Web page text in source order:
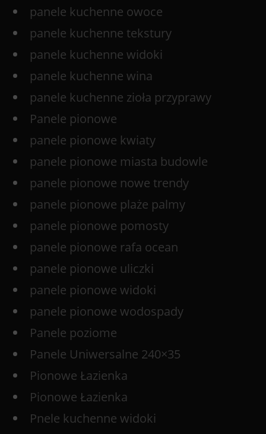
panele kuchenne owoce
panele kuchenne tekstury
panele kuchenne widoki
panele kuchenne wina
panele kuchenne zioła przyprawy
Panele pionowe
panele pionowe kwiaty
panele pionowe miasta budowle
panele pionowe nowe trendy
panele pionowe plaże palmy
panele pionowe pomosty
panele pionowe rafa ocean
panele pionowe uliczki
panele pionowe widoki
panele pionowe wodospady
Panele poziome
Panele Uniwersalne 240×35
Pionowe Łazienka
Pionowe Łazienka
Pnele kuchenne widoki